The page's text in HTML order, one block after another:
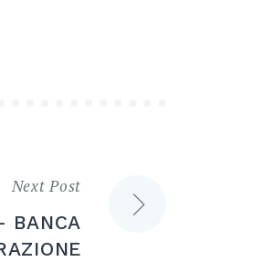
Next Post
BANCA